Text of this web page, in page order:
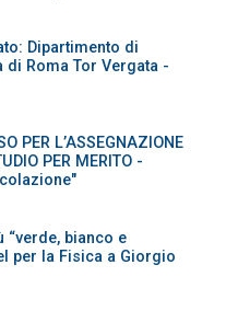
Dipartimento di
di Roma Tor Vergata -
PER L’ASSEGNAZIONE
PER MERITO -
“verde, bianco e
per la Fisica a Giorgio